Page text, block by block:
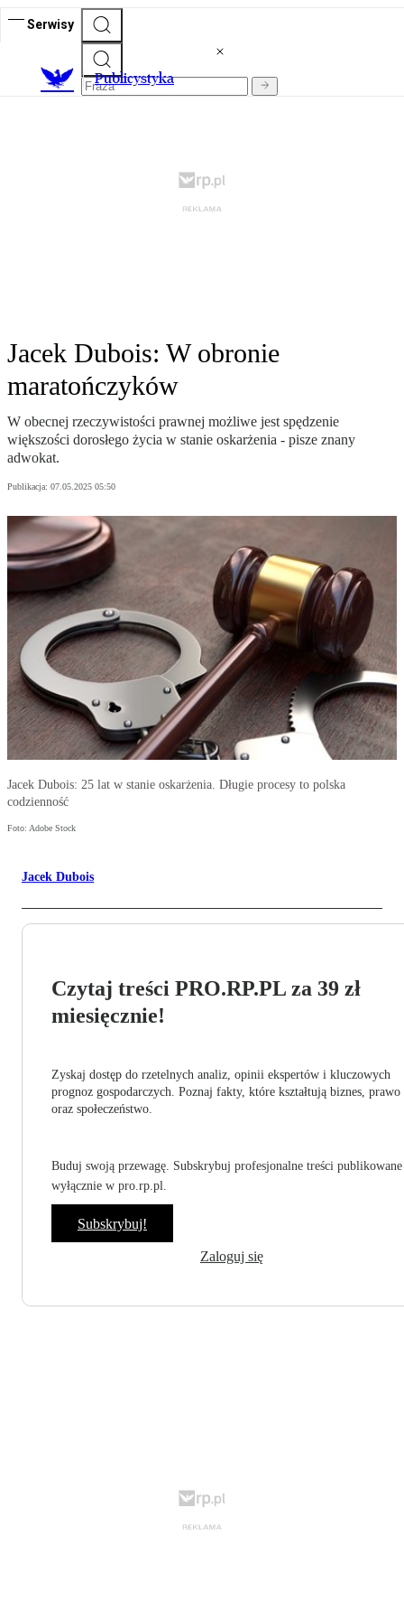
Serwisy
Publicystyka
Jacek Dubois: W obronie
maratończyków
W obecnej rzeczywistości prawnej możliwe jest spędzenie
większości dorosłego życia w stanie oskarżenia - pisze znany
adwokat.
Publikacja: 07.05.2025 05:50
Jacek Dubois: 25 lat w stanie oskarżenia. Długie procesy to polska
codzienność
Foto: Adobe Stock
Jacek Dubois
Czytaj treści PRO.RP.PL za 39 zł
miesięcznie!
Zyskaj dostęp do rzetelnych analiz, opinii ekspertów i kluczowych
prognoz gospodarczych. Poznaj fakty, które kształtują biznes, prawo
oraz społeczeństwo.
Buduj swoją przewagę. Subskrybuj profesjonalne treści publikowane
wyłącznie w pro.rp.pl.
Subskrybuj!
Zaloguj się